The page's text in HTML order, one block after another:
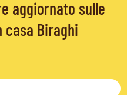
aggiornato sulle
Biraghi